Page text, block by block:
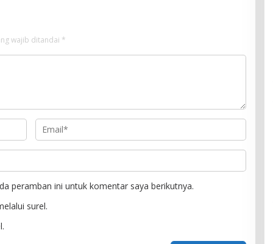
wajib ditandai *
peramban ini untuk komentar saya berikutnya.
surel.